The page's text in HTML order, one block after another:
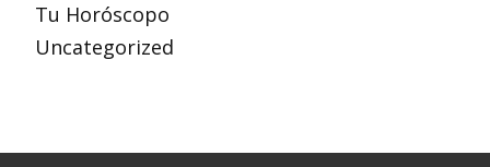
Tu Horóscopo
Uncategorized